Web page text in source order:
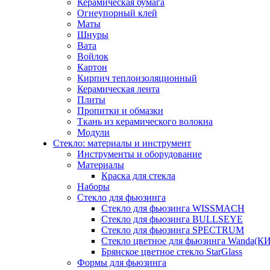
Керамическая бумага
Огнеупорный клей
Маты
Шнуры
Вата
Войлок
Картон
Кирпич теплоизоляционный
Керамическая лента
Плиты
Пропитки и обмазки
Ткань из керамического волокна
Модули
Стекло: материалы и инструмент
Инструменты и оборудование
Материалы
Краска для стекла
Наборы
Стекло для фьюзинга
Стекло для фьюзинга WISSMACH
Стекло для фьюзинга BULLSEYE
Стекло для фьюзинга SPECTRUM
Стекло цветное для фьюзинга
Брянское цветное стекло StarGlass
Формы для фьюзинга